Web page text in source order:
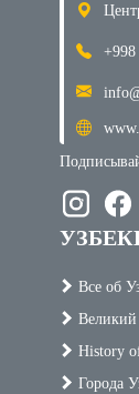
+998
Все об
History
Города